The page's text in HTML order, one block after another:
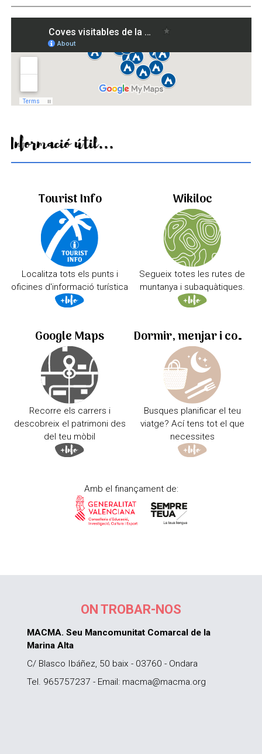
Informació útil...
Tourist Info
Localitza tots els punts i
oficines d'informació turística
Wikiloc
Segueix totes les rutes de
muntanya i subaquàtiques.
Google Maps
Recorre els carrers i
descobreix el patrimoni des
del teu mòbil
Dormir, menjar i comprar
Busques planificar el teu
viatge? Ací tens tot el que
necessites
Amb el finançament de:
ON TROBAR-NOS
MACMA. Seu Mancomunitat Comarcal de la
Marina Alta
C/ Blasco Ibáñez, 50 baix - 03760 - Ondara
Tel. 965757237 - Email: macma@macma.org